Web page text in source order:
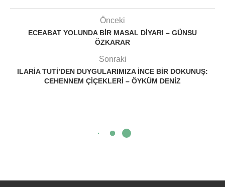
Önceki
ECEABAT YOLUNDA BIR MASAL DIYARI – GÜNSU
ÖZKARAR
Sonraki
ILARIA TUTI’DEN DUYGULARIMIZA INCE BIR DOKUNUŞ:
CEHENNEM ÇIÇEKLERI – ÖYKÜM DENIZ